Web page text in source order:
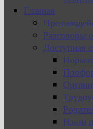
Главная
Разговоры
Доступная
Наши